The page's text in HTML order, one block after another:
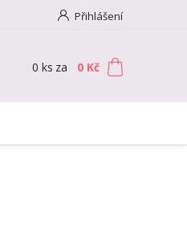
Přihlášení
0 ks za 0 Kč